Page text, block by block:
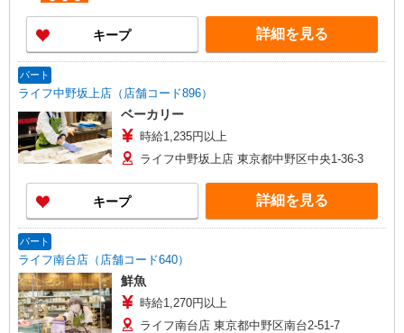
キープ 詳細を見る
パート
ライフ中野坂上店（店舗コード896）
ベーカリー
時給1,235円以上
ライフ中野坂上店 東京都中野区中央1-36-3
キープ 詳細を見る
パート
ライフ南台店（店舗コード640）
鮮魚
時給1,270円以上
ライフ南台店 東京都中野区南台2-51-7